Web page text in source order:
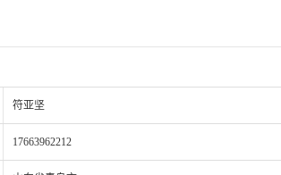
符亚坚
17663962212